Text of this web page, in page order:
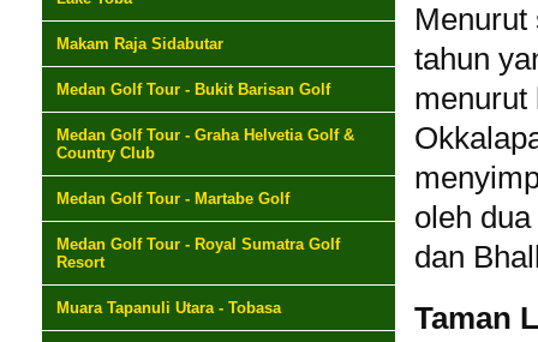
Makam Raja Sidabutar
Medan Golf Tour - Bukit Barisan Golf
Medan Golf Tour - Graha Helvetia Golf &
Country Club
Medan Golf Tour - Martabe Golf
Medan Golf Tour - Royal Sumatra Golf
Resort
Muara Tapanuli Utara - Tobasa
Menurut
tahun
menurut
oleh
dan
Taman